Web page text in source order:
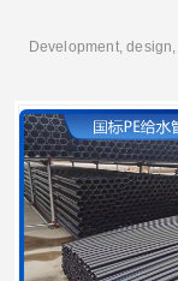
Development,